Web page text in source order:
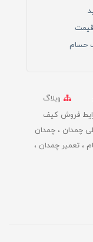
قیمت
حسام
وبلاگ
فروش کیف
چمدان
چمدان
تعمیر چمدان